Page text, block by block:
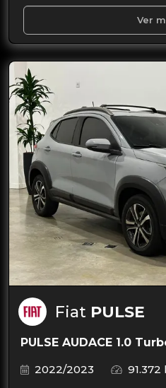
Ver
Fiat PULSE
PULSE AUDACE 1.0
2022/2023
91.372